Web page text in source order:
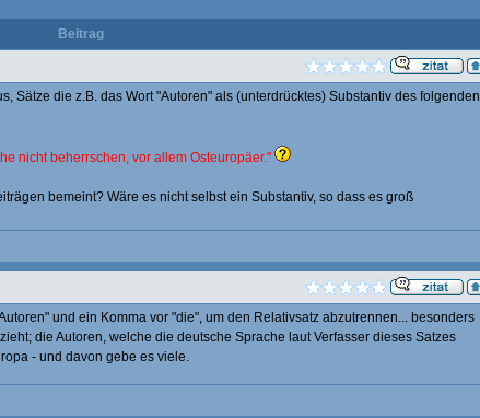
Beitrag
Sätze die z.B. das Wort "Autoren" als (unterdrücktes) Substantiv des folgenden
nicht beherrschen, vor allem Osteuropäer."
bemeint? Wäre es nicht selbst ein Substantiv, so dass es groß
und ein Komma vor "die", um den Relativsatz abzutrennen... besonders
die Autoren, welche die deutsche Sprache laut Verfasser dieses Satzes
- und davon gebe es viele.